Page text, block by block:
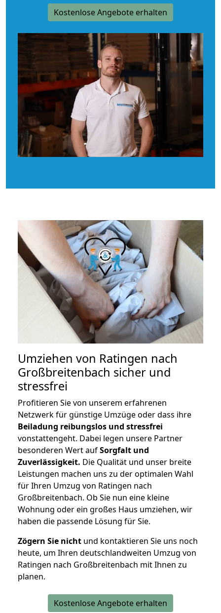
Kostenlose Angebote erhalten
Umziehen von Ratingen nach
Großbreitenbach sicher und
stressfrei
Profitieren Sie von unserem erfahrenen
Netzwerk für günstige Umzüge oder dass ihre
Beiladung reibungslos und stressfrei
vonstattengeht. Dabei legen unsere Partner
besonderen Wert aufSorgfalt und
Zuverlässigkeit. Die Qualität und unser breite
Leistungen machen uns zu der optimalen Wahl
für Ihren Umzug von Ratingen nach
Großbreitenbach. Ob Sie nun eine kleine
Wohnung oder ein großes Haus umziehen, wir
haben die passende Lösung für Sie.
Zögern Sie nicht und kontaktieren Sie uns noch
heute, um Ihren deutschlandweiten Umzug von
Ratingen nach Großbreitenbach mit Ihnen zu
planen.
Kostenlose Angebote erhalten